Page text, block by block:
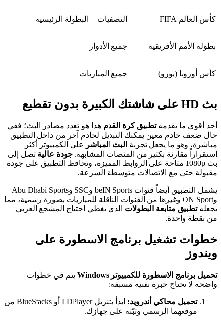
كأس العالم FIFA التصفيات + البطولة الرئيسية
بطولة الأمم الأفريقية جميع الأدوار
كأس أوروبا (يورو) جميع المباريات
بث HD على شاشتك الكبيرة بدون تقطيع
أحد أقوى ما يقدمهتطبيق كرة القدم هذا هو تعدد مصادر البث؛ ففي
حال ضعف خادم معين يمكنك التبديل لخادم آخر من داخل التطبيق
مباشرة، وهو ما يجعل تجربة البث المباشر
على الكمبيوتر أكثر
استقراراً مقارنة بكثير من المنصات المشابهة. جودة عالية تصل إلى
بث 1080p متاحة على الروابط المميزة، وتحافظ التطبيق على جودة
مقبولة حتى مع الاتصالات متوسطة السرعة.
يشمل التطبيق أيضاً قنوات beIN Sports وSSC وAbu Dhabi Sports
وON Sport وغيرها من القنوات الناقلة للمباريات بصورة رسمية، مما
يجعلهتطبيق متابعة البطولات الذي يغطي احتياج المشجع العربي
من نقطة واحدة.
خطوات تشغيل برنامج الاسطورة على
ويندوز
تحميل برنامج الاسطورة للكمبيوتر Windows
يتم في خطوات
واضحة لا تحتاج خبرة تقنية مسبقة:
تحميل محاكي أندرويد:
ابدأ بتنزيل LDPlayer أو BlueStacks من
موقعهما الرسمي وثبّته على جهازك.